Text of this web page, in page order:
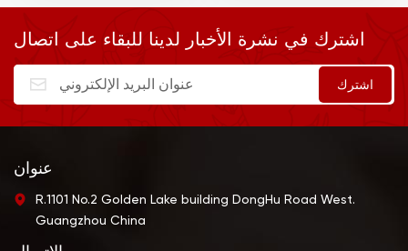
اشترك في نشرة الأخبار لدينا للبقاء على اتصال
عنوان
R.1101 No.2 Golden Lake building DongHu Road West.
Guangzhou China